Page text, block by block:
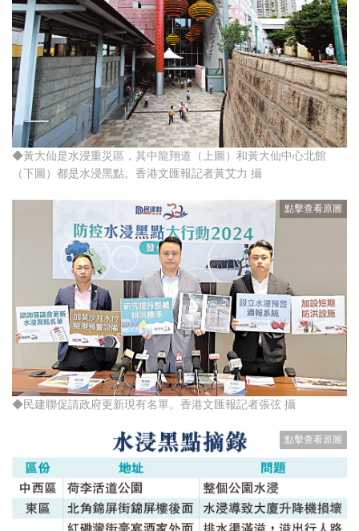
◆黃大仙是水浸重災區，其中龍翔道（上圖）和黃大仙中心北館
（下圖）都是水浸黑點。香港文匯報記者黃艾力 攝
◆民建聯促請政府更新現有名單。香港文匯報記者張弦 攝